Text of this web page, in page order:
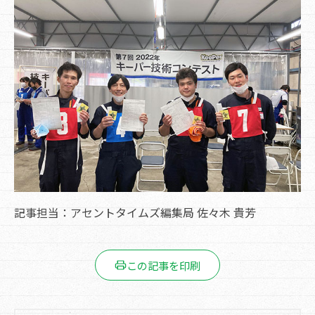
記事担当：アセントタイムズ編集局 佐々木 貴芳
この記事を印刷